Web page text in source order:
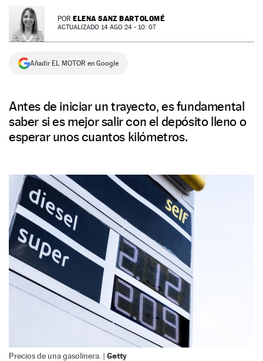
NEWSLETTER POR ELENA SANZ BARTOLOMÉ
ACTUALIZADO 14 AGO 24 - 10: 07
Añadir EL MOTOR en Google
Antes de iniciar un trayecto, es fundamental
saber si es mejor salir con el depósito lleno o
esperar unos cuantos kilómetros.
Precios de una gasolinera. | Getty